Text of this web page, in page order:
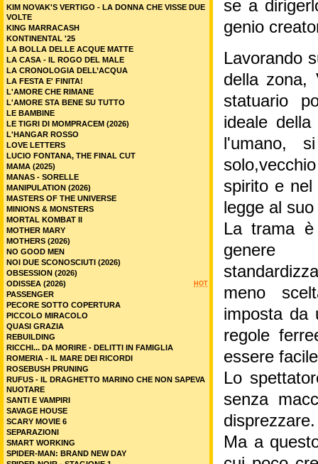
se a
genio
Lavorando
della zona,
statuario
ideale
l'umano,
spirito e
legge al
La trama
genere
meno
imposta da
regole
essere
Lo
senza
disprezzare.
Ma a
KIM NOVAK'S VERTIGO - LA DONNA CHE VISSE DUE
VOLTE
KING MARRACASH
KONTINENTAL '25
LA BOLLA DELLE ACQUE MATTE
LA CASA - IL ROGO DEL MALE
LA CRONOLOGIA DELL’ACQUA
LA FESTA E' FINITA!
L'AMORE CHE RIMANE
L'AMORE STA BENE SU TUTTO
LE BAMBINE
LE TIGRI DI MOMPRACEM (2026)
L'HANGAR ROSSO
LOVE LETTERS
LUCIO FONTANA, THE FINAL CUT
MAMA (2025)
MANAS - SORELLE
MANIPULATION (2026)
MASTERS OF THE UNIVERSE
MINIONS & MONSTERS
MORTAL KOMBAT II
MOTHER MARY
MOTHERS (2026)
NO GOOD MEN
NOI DUE SCONOSCIUTI (2026)
OBSESSION (2026)
HOT
ODISSEA (2026)
PASSENGER
PECORE SOTTO COPERTURA
PICCOLO MIRACOLO
QUASI GRAZIA
REBUILDING
RICCHI... DA MORIRE - DELITTI IN FAMIGLIA
ROMERIA - IL MARE DEI RICORDI
ROSEBUSH PRUNING
RUFUS - IL DRAGHETTO MARINO CHE NON SAPEVA
NUOTARE
SANTI E VAMPIRI
SAVAGE HOUSE
SCARY MOVIE 6
SEPARAZIONI
SMART WORKING
SPIDER-MAN: BRAND NEW DAY